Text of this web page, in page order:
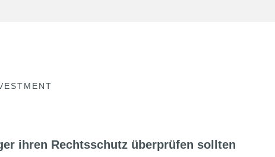
ihren Rechtsschutz überprüfen sollten